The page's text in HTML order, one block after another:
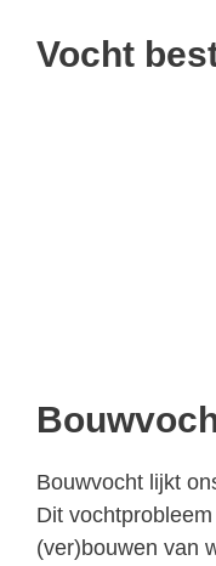
Vocht
Bouwvocht lijkt
Dit
(ver)bouwen van